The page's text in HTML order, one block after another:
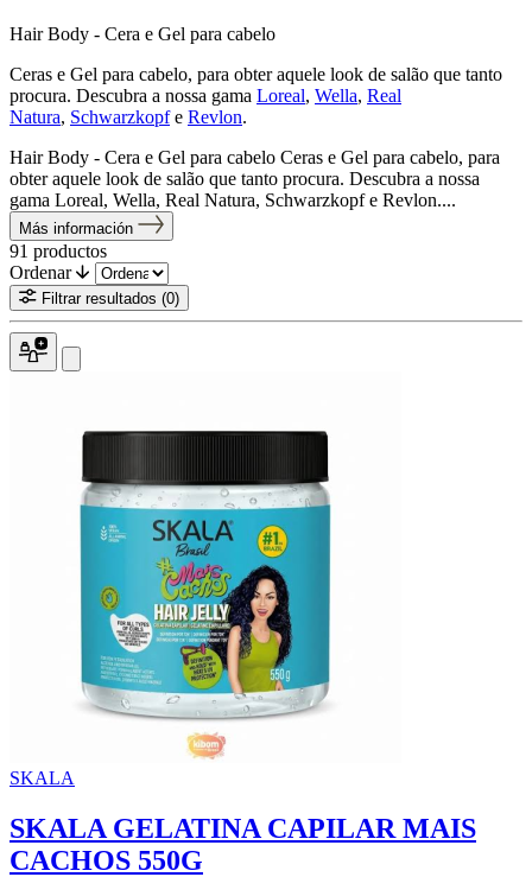
Hair Body - Cera e Gel para cabelo
Ceras e Gel para cabelo, para obter aquele look de salão que tanto
procura. Descubra a nossa gama Loreal, Wella, Real
Natura, Schwarzkopfe Revlon.
Hair Body - Cera e Gel para cabelo Ceras e Gel para cabelo, para
obter aquele look de salão que tanto procura. Descubra a nossa
gama Loreal, Wella, Real Natura, Schwarzkopf e Revlon....
Más información
91 productos
Ordenar
Filtrar resultados (0)
SKALA
SKALA GELATINA CAPILAR MAIS
CACHOS 550G